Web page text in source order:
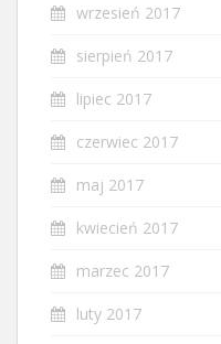
wrzesień 2017
sierpień 2017
lipiec 2017
czerwiec 2017
maj 2017
kwiecień 2017
marzec 2017
luty 2017